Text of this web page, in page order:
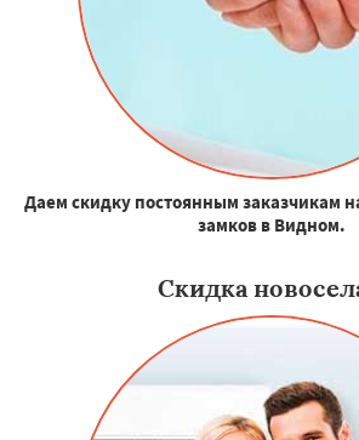
Даем скидку постоянным заказчикам
замков в Видном.
Скидка